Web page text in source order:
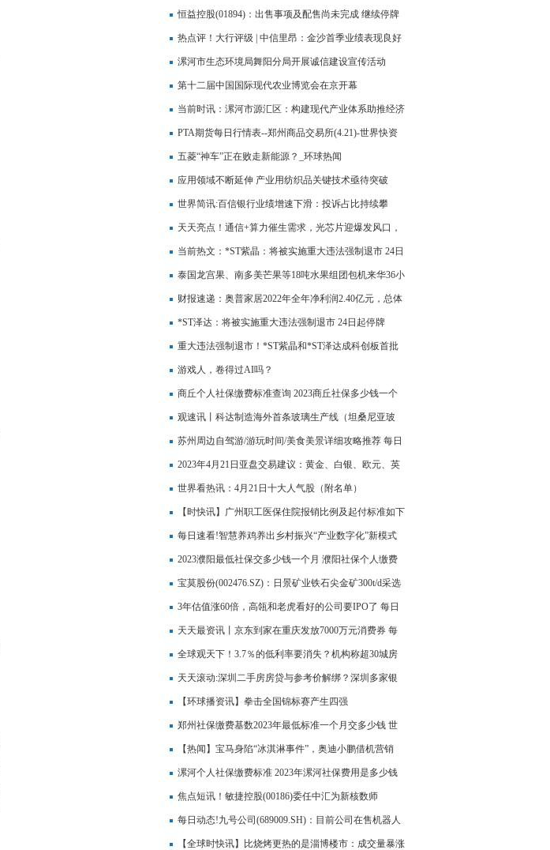
恒益控股(01894)：出售事项及配售尚未完成 继续停牌
热点评！大行评级 | 中信里昂：金沙首季业绩表现良好
目标价33.9港元 给予“买入”评级
漯河市生态环境局舞阳分局开展诚信建设宣传活动
第十二届中国国际现代农业博览会在京开幕
当前时讯：漯河市源汇区：构建现代产业体系助推经济
高质量发展
PTA期货每日行情表--郑州商品交易所(4.21)-世界快资
讯
五菱“神车”正在败走新能源？_环球热闻
应用领域不断延伸 产业用纺织品关键技术亟待突破
世界简讯:百信银行业绩增速下滑：投诉占比持续攀
升，按较2021年增长83%
天天亮点！通信+算力催生需求，光芯片迎爆发风口，
这些国产厂商要崛起了？
当前热文：*ST紫晶：将被实施重大违法强制退市 24日
起停牌
泰国龙宫果、南多美芒果等18吨水果组团包机来华36小
时上架盒马 世界头条
财报速递：奥普家居2022年全年净利润2.40亿元，总体
财务状况不佳 天天资讯
*ST泽达：将被实施重大违法强制退市 24日起停牌
重大违法强制退市！*ST紫晶和*ST泽达成科创板首批
退市公司 重点聚焦
游戏人，卷得过AI吗？
商丘个人社保缴费标准查询 2023商丘社保多少钱一个
月|环球热推荐
观速讯丨科达制造海外首条玻璃生产线（坦桑尼亚玻
璃）举行开工仪式
苏州周边自驾游/游玩时间/美食美景详细攻略推荐 每日
资讯
2023年4月21日亚盘交易建议：黄金、白银、欧元、英
镑、日元、瑞郎交易点位技术分析及预测
世界看热讯：4月21日十大人气股（附名单）
【时快讯】广州职工医保住院报销比例及起付标准如下
每日速看!智慧养鸡养出乡村振兴“产业数字化”新模式
2023濮阳最低社保交多少钱一个月 濮阳社保个人缴费
标准详情 世界速讯
宝莫股份(002476.SZ)：日景矿业铁石尖金矿300t/d采选
工程无法在约定期前建成并试生产
3年估值涨60倍，高瓴和老虎看好的公司要IPO了 每日
热讯
天天最资讯丨京东到家在重庆发放7000万元消费券 每
人每天可领4000元券包
全球观天下！3.7％的低利率要消失？机构称超30城房
贷利率有可能上调
天天滚动:深圳二手房房贷与参考价解绑？深圳多家银
行：目前根据评估价放贷
【环球播资讯】拳击全国锦标赛产生四强
郑州社保缴费基数2023年最低标准一个月交多少钱 世
界微资讯
【热闻】宝马身陷“冰淇淋事件”，奥迪小鹏借机营销
漯河个人社保缴费标准 2023年漯河社保费用是多少钱
一个月
焦点短讯！敏捷控股(00186)委任中汇为新核数师
每日动态!九号公司(689009.SH)：目前公司在售机器人
产品为商用配送机器人和割草机器人
【全球时快讯】比烧烤更热的是淄博楼市：成交量暴涨